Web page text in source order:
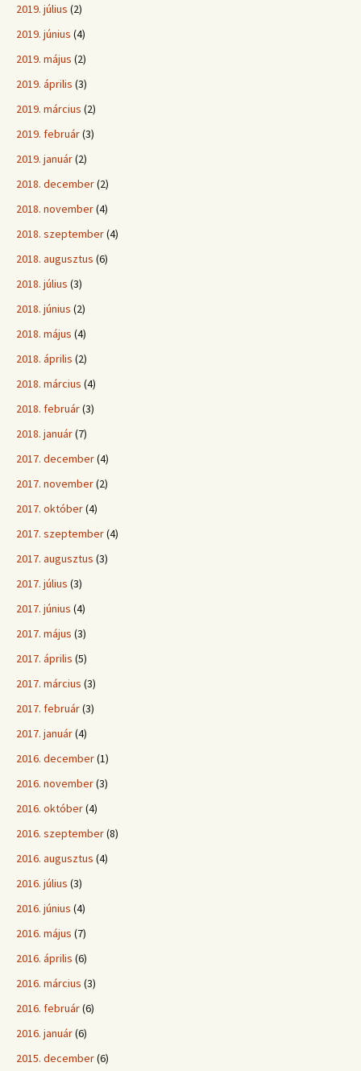
2019. július (2)
2019. június (4)
2019. május (2)
2019. április (3)
2019. március (2)
2019. február(3)
2019. január(2)
2018. december(2)
2018. november(4)
2018. szeptember(4)
2018. augusztus (6)
2018. július (3)
2018. június (2)
2018. május (4)
2018. április (2)
2018. március (4)
2018. február(3)
2018. január(7)
2017. december(4)
2017. november(2)
2017. október(4)
2017. szeptember(4)
2017. augusztus (3)
2017. július (3)
2017. június (4)
2017. május (3)
2017. április (5)
2017. március (3)
2017. február(3)
2017. január(4)
2016. december(1)
2016. november(3)
2016. október(4)
2016. szeptember(8)
2016. augusztus (4)
2016. július (3)
2016. június (4)
2016. május (7)
2016. április (6)
2016. március (3)
2016. február(6)
2016. január(6)
2015. december(6)